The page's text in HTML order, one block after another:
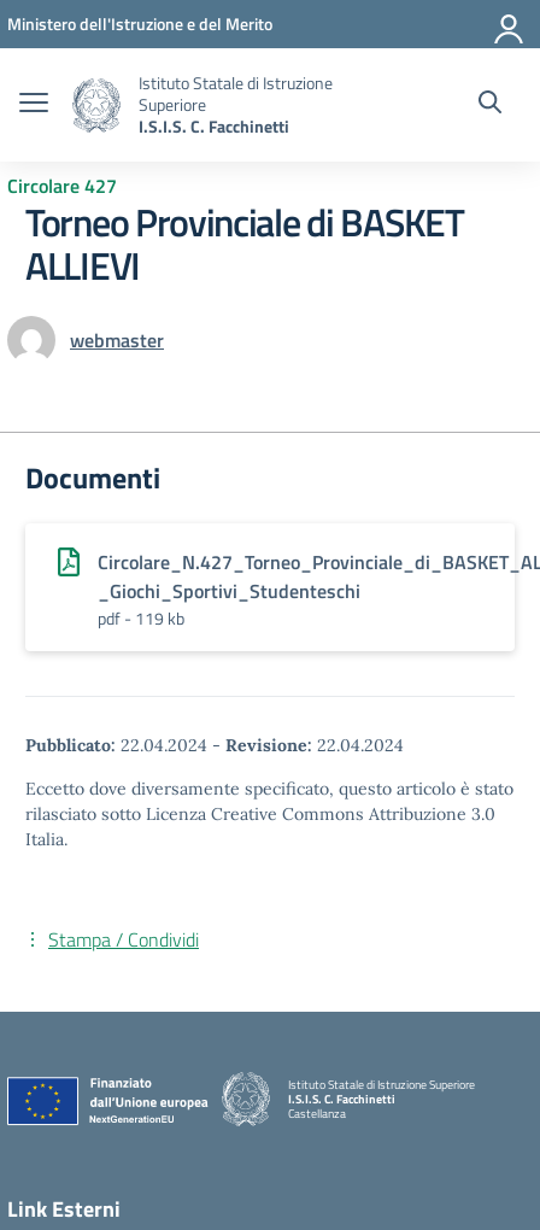
Vai ai contenuti
Vai al menu di navigazione
Vai al footer
Ministero dell'Istruzione e del Merito
Istituto Statale di Istruzione
Superiore
I.S.I.S. C. Facchinetti
Circolare 427
Torneo Provinciale di BASKET
ALLIEVI
webmaster
Documenti
_Giochi_Sportivi_Studenteschi
pdf - 119 kb
Pubblicato: 22.04.2024 - Revisione: 22.04.2024
Eccetto dove diversamente specificato, questo articolo è stato
rilasciato sotto Licenza Creative Commons Attribuzione 3.0
Italia.
Stampa / Condividi
Istituto Statale di Istruzione Superiore
I.S.I.S. C. Facchinetti
Castellanza
Link Esterni